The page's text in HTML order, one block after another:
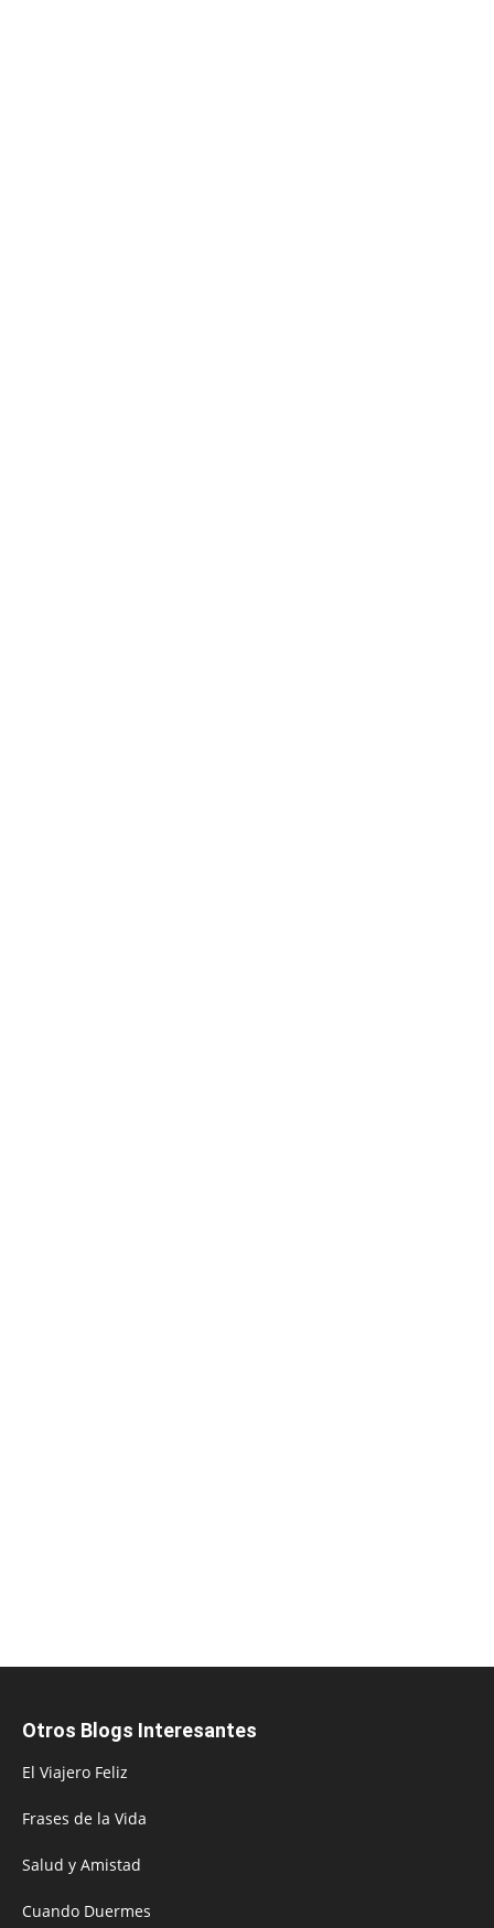
Otros Blogs Interesantes
El Viajero Feliz
Frases de la Vida
Salud y Amistad
Cuando Duermes